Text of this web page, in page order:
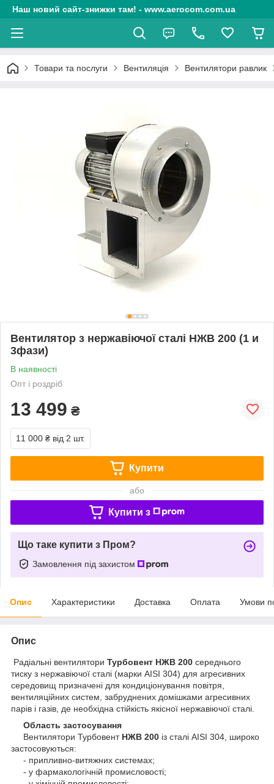
Наш новий сайт-знижки там! - www.aerocom.com.ua
Товари та послуги Вентиляція Вентилятори равлик
Вентилятор з нержавіючої сталі НЖВ 200 (1 и
3фази)
В наявності
Опт і роздріб
13 499 ₴
11 000 ₴ від 2 шт.
Купити
або
Купити з
Що таке купити з Пром?
Замовлення під захистом
Опис Характеристики Доставка Оплата Умови
Опис
Радіальні вентилятори Турбовент НЖВ 200 середнього
тиску з нержавіючої сталі (марки AISI 304) для агресивних
середовищ призначені для кондиціонування повітря,
вентиляційних систем, забруднених домішками агресивних
парів і газів, де необхідна стійкість якісної нержавіючої сталі.
Область застосування
Вентилятори Турбовент НЖВ 200 із сталі AISI 304, широко
застосовуються:
- припливно-витяжних системах;
- у фармакологічній промисловості;